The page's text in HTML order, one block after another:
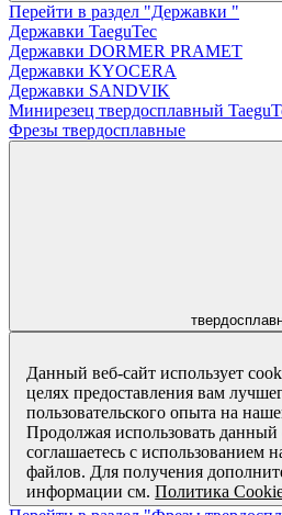
Перейти в раздел "Державки "
Державки TaeguTec
Державки DORMER PRAMET
Державки KYOCERA
Державки SANDVIK
Минирезец твердосплавный
Фрезы твердосплавные
Данный веб-сайт использует
целях предоставления вам
пользовательского опыта на
Продолжая использовать данный
соглашаетесь с использованием
файлов. Для получения
информации см.Политика